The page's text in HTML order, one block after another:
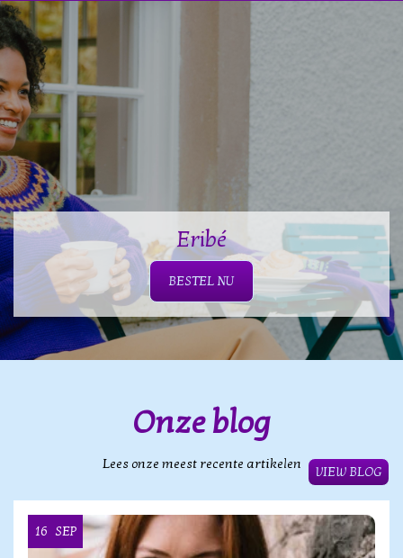
Eribé
BESTEL NU
Onze blog
Lees onze meest recente artikelen
VIEW BLOG
16 SEP